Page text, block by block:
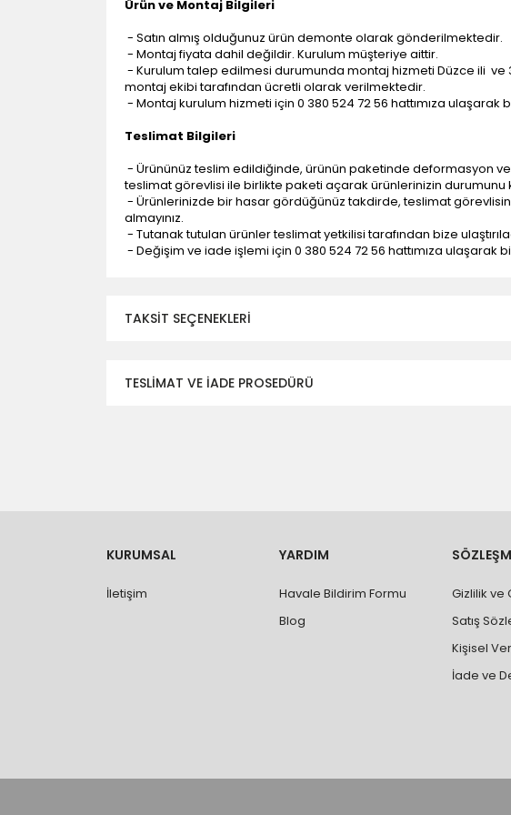
Ürün ve Montaj Bilgileri
- Satın almış olduğunuz ürün demonte olarak gönderilmektedir.
- Montaj fiyata dahil değildir. Kurulum müşteriye aittir.
- Kurulum talep edilmesi durumunda montaj hizmeti Düzce ili ve
montaj ekibi tarafından ücretli olarak verilmektedir.
- Montaj kurulum hizmeti için 0 380 524 72 56 hattımıza ulaşarak
Teslimat Bilgileri
- Ürününüz teslim edildiğinde, ürünün paketinde deformasyon
teslimat görevlisi ile birlikte paketi açarak ürünlerinizin durumunu
- Ürünlerinizde bir hasar gördüğünüz takdirde, teslimat
almayınız.
- Tutanak tutulan ürünler teslimat yetkilisi tarafından bize
- Değişim ve iade işlemi için 0 380 524 72 56 hattımıza ulaşarak
TAKSIT SEÇENEKLERI
TESLİMAT VE İADE PROSEDÜRÜ
- Özel sipariş ürünlerde ölçü, ebat, yükseklik vb. hatalar
değiştirilmez.
- Vitrifiye, tekne, küvet, kabin, banyo dolabı vb. ürünlerin
kişi veya firmaya mutlaka ölçü ve ebat kontrolü yaptırınız.
KURUMSAL
İletişim
YARDIM
Havale Bildirim Formu
Blog
Gizlilik ve
Satış
Kişisel
İade ve